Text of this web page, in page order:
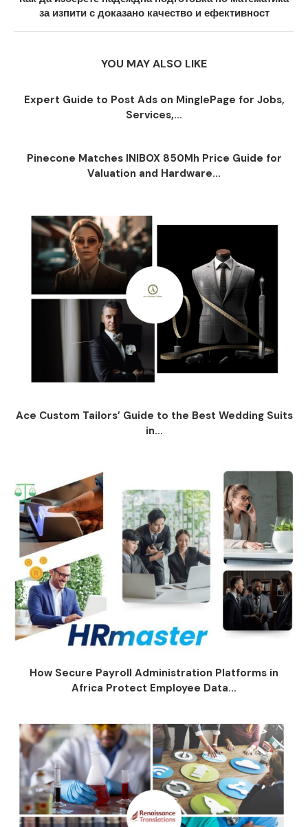
за изпити с доказано качество и ефективност
YOU MAY ALSO LIKE
Expert Guide to Post Ads on MinglePage for Jobs,
Services,...
Pinecone Matches INIBOX 850Mh Price Guide for
Valuation and Hardware...
Ace Custom Tailors’ Guide to the Best Wedding Suits
in...
How Secure Payroll Administration Platforms in
Africa Protect Employee Data...